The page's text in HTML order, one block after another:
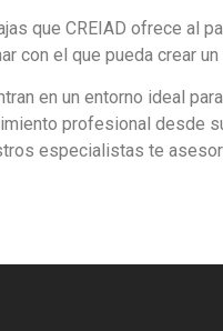
que CREIAD ofrece al
con el que pueda crear
en un entorno ideal
profesional desde
especialistas te